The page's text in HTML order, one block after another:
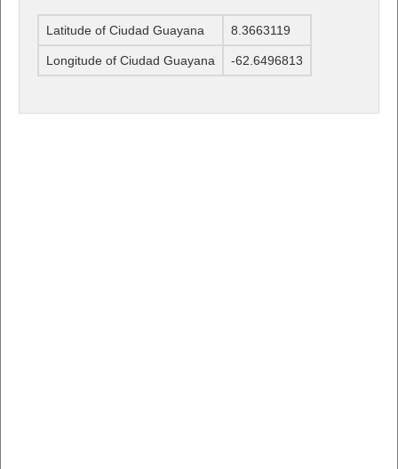
Latitude of Ciudad Guayana 8.3663119
Longitude of Ciudad Guayana -62.6496813